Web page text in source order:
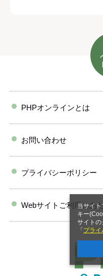
当サイト
キー
サイトの
「 プラ
PHPオンラインとは
お問い合わせ
プライバシーポリシー
Webサイトご利用にあ